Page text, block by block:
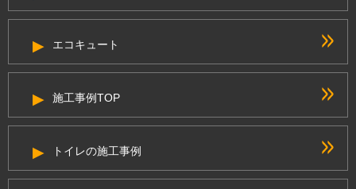
エコキュート
施工事例TOP
トイレの施工事例